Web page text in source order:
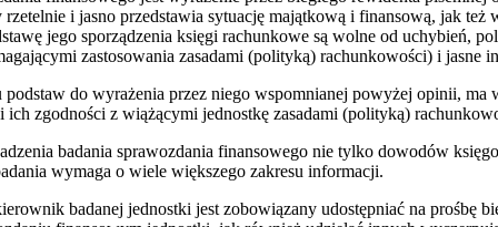
i jasno przedstawia sytuację majątkową i finansową, jak
jego sporządzenia księgi rachunkowe są wolne od uchybień,
zastosowania zasadami (polityką) rachunkowości) i jasne
podstaw do wyrażenia przez niego wspomnianej powyżej opinii,
zgodności z wiążącymi jednostkę zasadami (polityką)
badania sprawozdania finansowego nie tylko dowodów
wymaga o wiele większego zakresu informacji.
badanej jednostki jest zobowiązany udostępniać na prośbę